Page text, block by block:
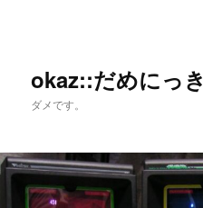
へ
移
okaz::だめにっき
ダメです。